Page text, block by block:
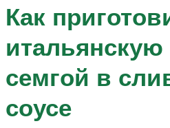
Как
итальянскую
семгой в
соусе